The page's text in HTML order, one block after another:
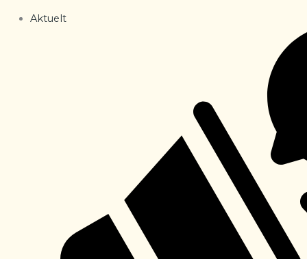
Aktuelt